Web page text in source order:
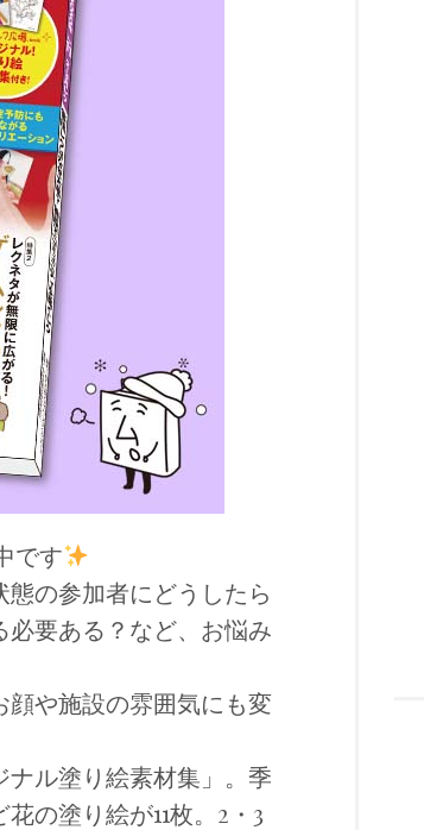
です
の参加者にどうしたら
要ある？など、お悩み
や施設の雰囲気にも変
ル塗り絵素材集」。季
の塗り絵が11枚。2・3